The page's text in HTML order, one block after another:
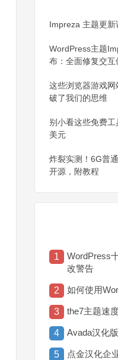
Impreza 主题更
WordPress主题
布：全面修复交互
这些浏览器游戏
破了我们的思维
别小看这些免费
美元
炸裂实测！6G普
开源，附教程
1
WordPress
改警告
2 如何使用
3 the7主题速
4 Avada汉化
5 点金汉化企